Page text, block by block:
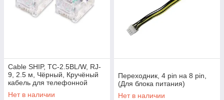
Cable SHIP, TC-2.5BL/W, RJ-
9, 2.5 м, Чёрный, Кручёный
кабель для телефонной
трубки
Нет в наличии
Переходник, 4 pin на 8 pin,
(Для блока питания)
Нет в наличии